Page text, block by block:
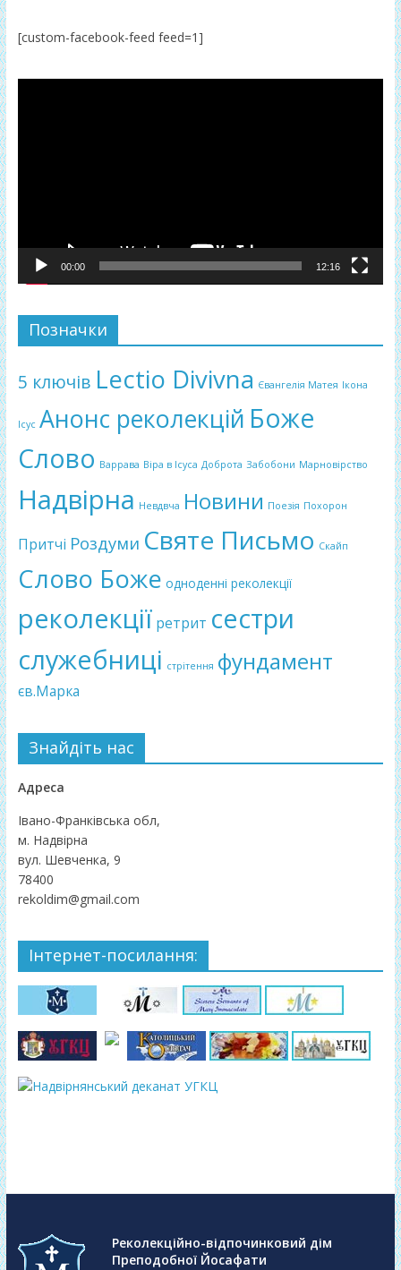
[custom-facebook-feed feed=1]
00:00 12:16
Позначки
5 ключів Lectio Divivna Євангелія Матея Ікона
Ісус Анонс реколекцій Боже
Слово Варрава Віра в Ісуса Доброта Забобони Марновірство
Надвірна Невдвча Новини Поезія Похорон
Притчі Роздуми Святе Письмо Скайп
Слово Боже одноденні реколекції
реколекції ретрит сестри
служебниці стрітення фундамент
єв.Марка
Знайдіть нас
Адреса
Івано-Франківська обл,
м. Надвірна
вул. Шевченка, 9
78400
rekoldim@gmail.com
Інтернет-посилання:
Реколекційно-відпочинковий дім
Преподобної Йосафати